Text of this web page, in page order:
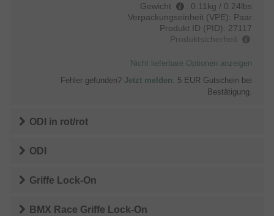
Gewicht : 0.11kg / 0.24lbs
Verpackungseinheit (VPE): Paar
Produkt ID (PID): 27117
Produktsicherheit
Nicht lieferbare Optionen anzeigen
Fehler gefunden? Jetzt melden . 5 EUR Gutschein bei
Bestätigung.
ODI in rot/rot
ODI
Griffe Lock-On
BMX Race Griffe Lock-On